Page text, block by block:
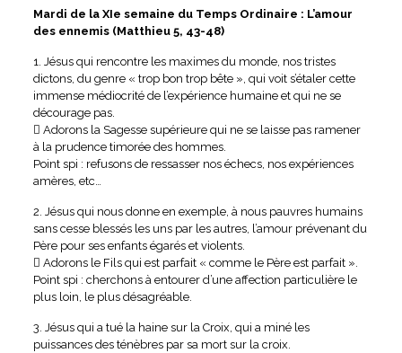
Mardi de la XIe semaine du Temps Ordinaire : L’amour
des ennemis (Matthieu 5, 43-48)
1. Jésus qui rencontre les maximes du monde, nos tristes
dictons, du genre « trop bon trop bête », qui voit s’étaler cette
immense médiocrité de l’expérience humaine et qui ne se
décourage pas.
 Adorons la Sagesse supérieure qui ne se laisse pas ramener
à la prudence timorée des hommes.
Point spi : refusons de ressasser nos échecs, nos expériences
amères, etc…
2. Jésus qui nous donne en exemple, à nous pauvres humains
sans cesse blessés les uns par les autres, l’amour prévenant du
Père pour ses enfants égarés et violents.
 Adorons le Fils qui est parfait « comme le Père est parfait ».
Point spi : cherchons à entourer d’une affection particulière le
plus loin, le plus désagréable.
3. Jésus qui a tué la haine sur la Croix, qui a miné les
puissances des ténèbres par sa mort sur la croix.